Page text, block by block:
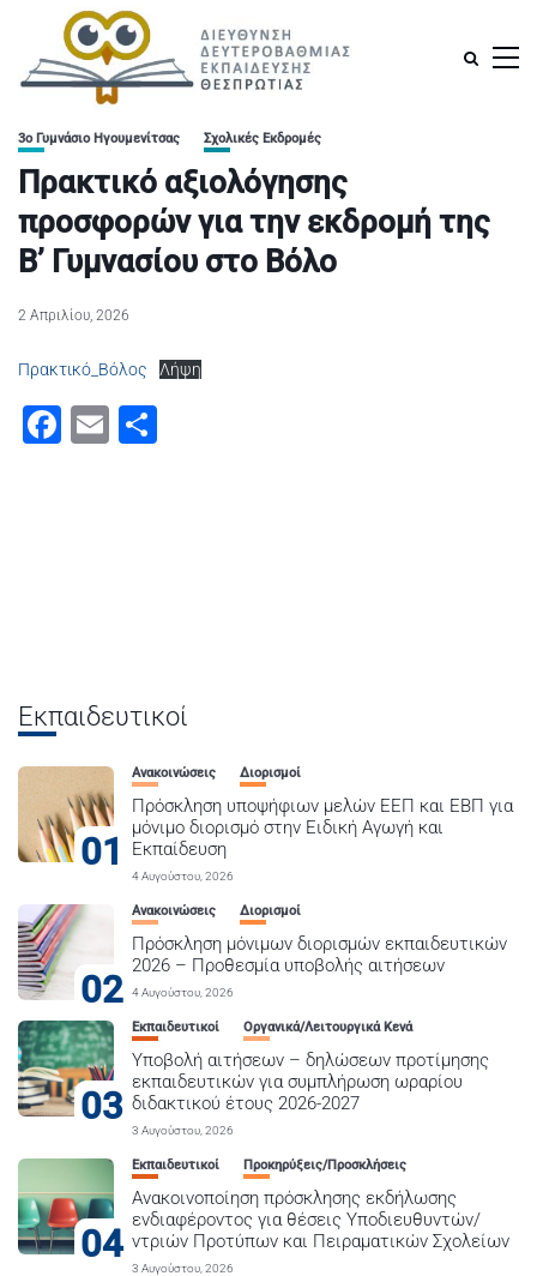
3ο Γυμνάσιο Ηγουμενίτσας Σχολικές Εκδρομές
Πρακτικό αξιολόγησης
προσφορών για την εκδρομή της
Β’ Γυμνασίου στο Βόλο
2 Απριλίου, 2026
Πρακτικό_Βόλος Λήψη
Facebook
Email
Εκπαιδευτικοί
01
Ανακοινώσεις Διορισμοί
Πρόσκληση υποψήφιων μελών ΕΕΠ και ΕΒΠ για
μόνιμο διορισμό στην Ειδική Αγωγή και
Εκπαίδευση
4 Αυγούστου, 2026
02
Ανακοινώσεις Διορισμοί
Πρόσκληση μόνιμων διορισμών εκπαιδευτικών
2026 – Προθεσμία υποβολής αιτήσεων
4 Αυγούστου, 2026
03
Εκπαιδευτικοί Οργανικά/Λειτουργικά Κενά
Υποβολή αιτήσεων – δηλώσεων προτίμησης
εκπαιδευτικών για συμπλήρωση ωραρίου
διδακτικού έτους 2026-2027
3 Αυγούστου, 2026
04
Εκπαιδευτικοί Προκηρύξεις/Προσκλήσεις
Ανακοινοποίηση πρόσκλησης εκδήλωσης
ενδιαφέροντος για θέσεις Υποδιευθυντών/
ντριών Προτύπων και Πειραματικών Σχολείων
3 Αυγούστου, 2026